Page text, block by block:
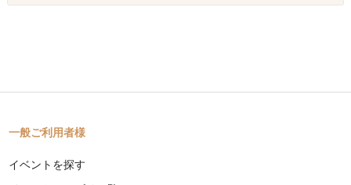
一般ご利用者様
イベントを探す